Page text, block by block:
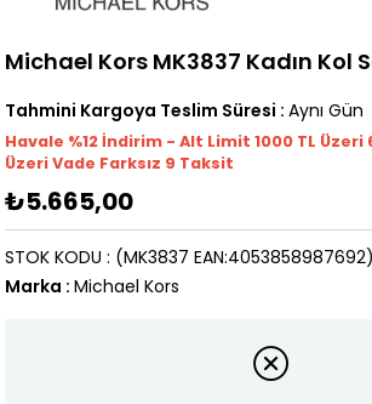
Michael Kors MK3837 Kadın Kol
Tahmini Kargoya Teslim Süresi : Aynı Gün
Havale %12 İndirim - Alt Limit 1000 TL Üzeri
Üzeri Vade Farksız 9 Taksit
₺5.665,00
(MK3837 EAN:4053858987692)
STOK KODU
Marka : Michael Kors